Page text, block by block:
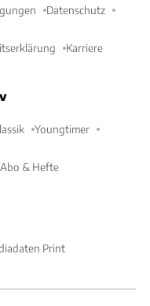
Datenschutz
Karriere
Youngtimer
Abo & Hefte
Print